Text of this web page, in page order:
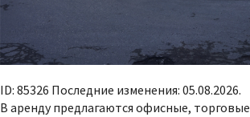
ID: 85326 Последние изменения: 05.08.2026.
В аренду предлагаются офисные,